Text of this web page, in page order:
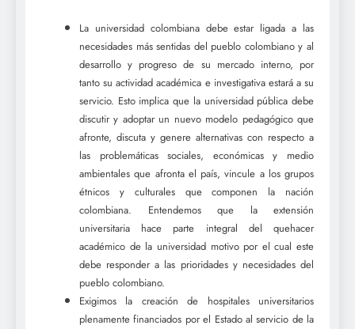
La universidad colombiana debe estar ligada a las
necesidades más sentidas del pueblo colombiano y al
desarrollo y progreso de su mercado interno, por
tanto su actividad académica e investigativa estará a su
servicio. Esto implica que la universidad pública debe
discutir y adoptar un nuevo modelo pedagógico que
afronte, discuta y genere alternativas con respecto a
las problemáticas sociales, económicas y medio
ambientales que afronta el país, vincule a los grupos
étnicos y culturales que componen la nación
colombiana. Entendemos que la extensión
universitaria hace parte integral del quehacer
académico de la universidad motivo por el cual este
debe responder a las prioridades y necesidades del
pueblo colombiano.
Exigimos la creación de hospitales universitarios
plenamente financiados por el Estado al servicio de la